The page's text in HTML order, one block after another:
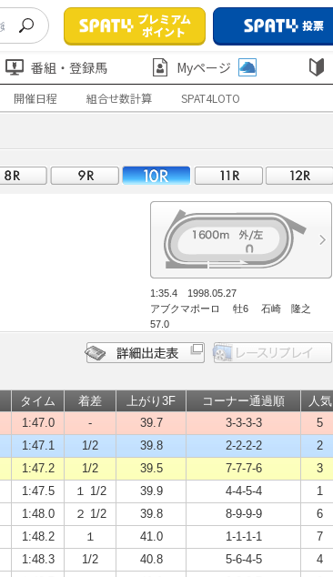
プレミアム
ポイント
投票
番組・登録馬 Myページ
開催日程 組合せ数計算 SPAT4LOTO
1:35.4 1998.05.27
アブクマポーロ 牡6 石崎 隆之
57.0
タイム 着差 上がり3F コーナー通過順
人気
1:47.0 - 39.7 3-3-3-3
5
1:47.1 1/2 39.8 2-2-2-2
2
1:47.2 1/2 39.5 7-7-7-6
3
1:47.5 １ 1/2 39.9 4-4-5-4
1
1:48.0 ２ 1/2 39.8 8-9-9-9
6
1:48.2 １ 41.0 1-1-1-1
7
1:48.3 1/2 40.8 5-6-4-5
4